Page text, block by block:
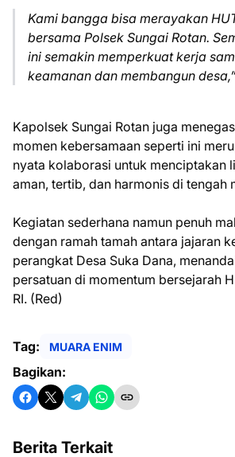
Kami bangga bisa merayakan
bersama Polsek Sungai Rotan.
ini semakin memperkuat kerja
keamanan dan membangun
Kapolsek Sungai Rotan juga
momen kebersamaan seperti ini
nyata kolaborasi untuk menciptakan
aman, tertib, dan harmonis di tengah
Kegiatan sederhana namun penuh
dengan ramah tamah antara jajaran
perangkat Desa Suka Dana,
persatuan di momentum bersejarah
RI. (Red)
Tag: MUARA ENIM
Bagikan:
Berita Terkait